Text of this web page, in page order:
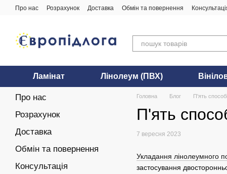
Перейти до основного контенту
Про нас Розрахунок Доставка Обмін та повернення
Ламінат Лінолеум (ПВХ)
Головна Блог П'ять
П'ять
7 вересня 2023
Укладання лінолеумного
застосування
Про нас
Розрахунок
Доставка
Обмін та повернення
Консультація